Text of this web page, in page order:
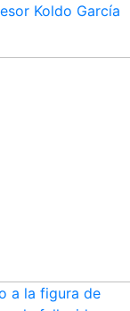
Koldo García
a la figura de